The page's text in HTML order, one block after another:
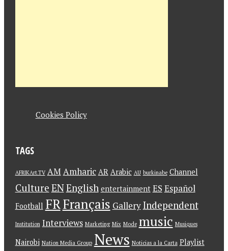
Cookies Policy
TAGS
AFRIKArt.TV AMAmharic AR Arabic AU burkinabe Channel
Culture ENEnglish entertainment ES Español
Football FRFrançais GalleryIndependent
Institution Interviews Marketing Mix Mode music Musiques
Nairobi Nation Media Group News Noticias a la Carta Playlist